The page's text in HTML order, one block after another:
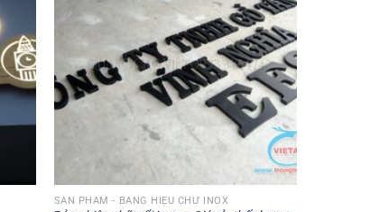
SẢN PHẨM - BẢNG HIỆU CHỮ INOX